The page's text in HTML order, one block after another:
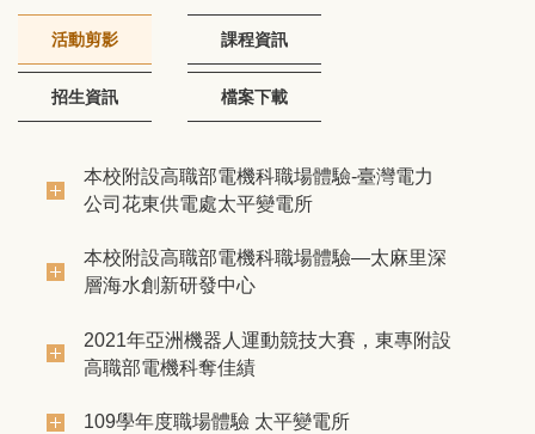
活動剪影 課程資訊
招生資訊 檔案下載
本校附設高職部電機科職場體驗-臺灣電力
公司花東供電處太平變電所
本校附設高職部電機科職場體驗—太麻里深
層海水創新研發中心
2021年亞洲機器人運動競技大賽，東專附設
高職部電機科奪佳績
109學年度職場體驗 太平變電所